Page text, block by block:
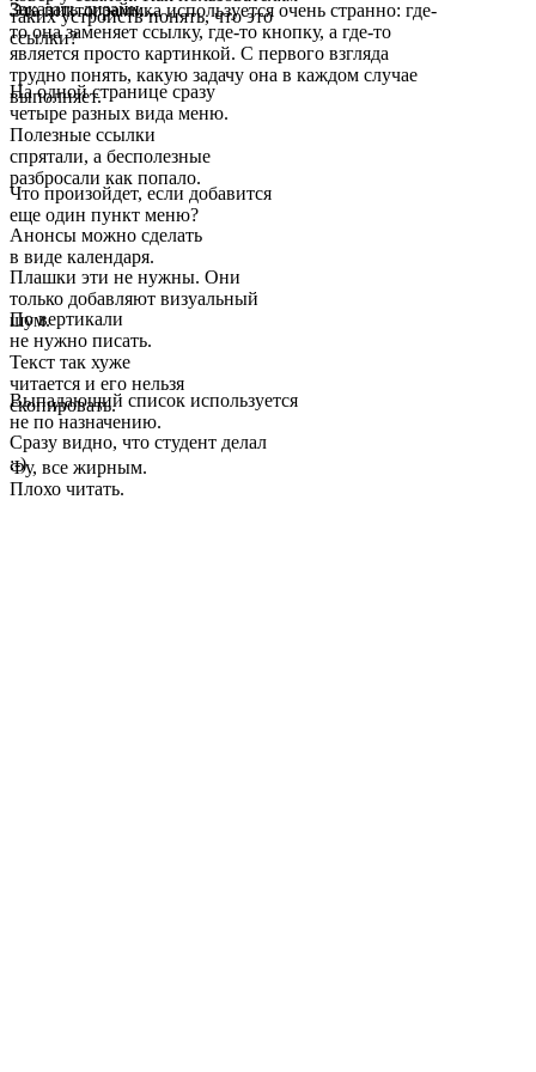
таких устройств понять, что это
ссылки?
Эта пиктограммка используется очень странно: где-
то она заменяет ссылку, где-то кнопку, а где-то
является просто картинкой. С первого взгляда
трудно понять, какую задачу она в каждом случае
выполняет.
На одной странице сразу
четыре разных вида меню.
Полезные ссылки
спрятали, а бесполезные
разбросали как попало.
Что произойдет, если добавится
еще один пункт меню?
Анонсы можно сделать
в виде календаря.
Плашки эти не нужны. Они
только добавляют визуальный
шум.
По вертикали
не нужно писать.
Текст так хуже
читается и его нельзя
скопировать.
Выпадающий список используется
не по назначению.
Сразу видно, что студент делал
:-)
Фу, все жирным.
Плохо читать.
Заказать дизайн...